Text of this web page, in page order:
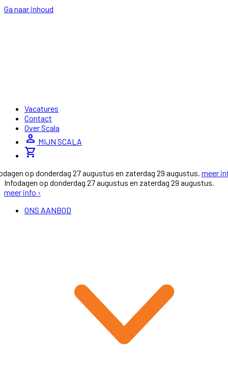
Ga naar inhoud
Vacatures
Contact
Over Scala
person MIJN SCALA
shopping_cart
op donderdag 27 augustus en zaterdag 29 augustus. meer
Infodagen op donderdag 27 augustus en zaterdag 29 augustus.
meer info ›
ONS AANBOD